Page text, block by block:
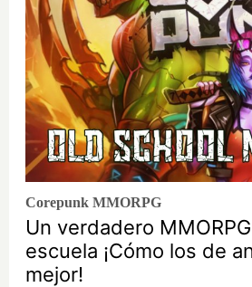
Corepunk MMORPG
Un verdadero
escuela ¡Cómo los de
mejor!